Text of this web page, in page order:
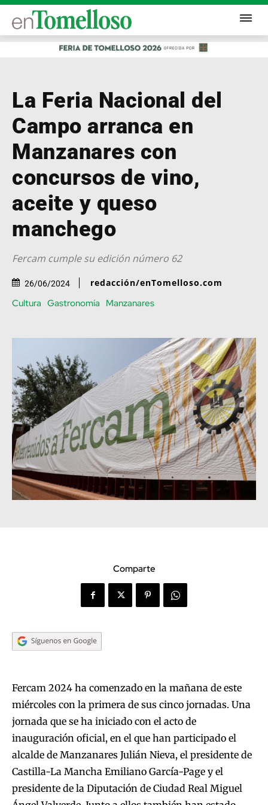
La Feria Nacional del
Campo arranca en
Manzanares con
concursos de vino,
aceite y queso
manchego
Fercam cumple su edición número 62
26/06/2024 redacción/enTomelloso.com
Cultura Gastronomía Manzanares
Comparte
Fercam 2024 ha comenzado en la mañana de este
miércoles con la primera de sus cinco jornadas. Una
jornada que se ha iniciado con el acto de
inauguración oficial, en el que han participado el
alcalde de Manzanares Julián Nieva, el presidente de
Castilla-La Mancha Emiliano García-Page y el
presidente de la Diputación de Ciudad Real Miguel